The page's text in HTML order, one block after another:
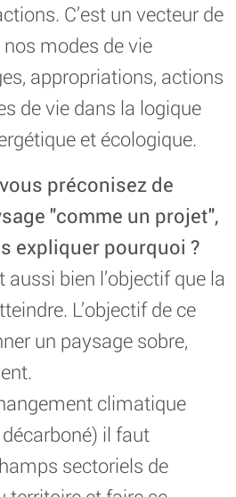
C’est un vecteur de
modes de vie
appropriations, actions
de vie dans la logique
et écologique.
préconisez de
"comme un projet",
expliquer pourquoi ?
aussi bien l’objectif que la
L’objectif de ce
un paysage sobre,
climatique
il faut
sectoriels de